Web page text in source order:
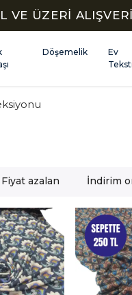
VE ÜZERİ
Döşemelik
Ev
Fiyat azalan İndirim